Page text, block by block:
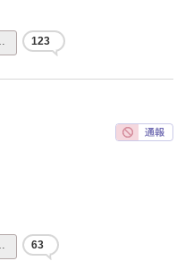
123
63